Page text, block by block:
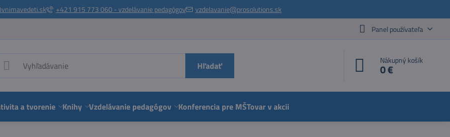
+421 915 773 060 - vzdelávanie pedagógov
vzdelavanie@prosolutions.sk
Panel používateľa
Hľadať Nákupný košík
0 €
a tvorenie Knihy Vzdelávanie pedagógov Konferencia pre MŠTovar v akcii